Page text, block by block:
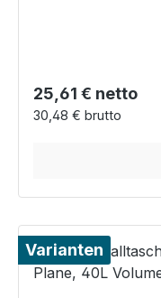
Regulärer Preis:
25,61 € netto
30,48 € brutto
Varianten